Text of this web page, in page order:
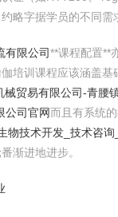
略字据学员的不同需
有限公司**课程配置**
培训课程应该涵盖基
械贸易有限公司-青腰
公司官网而且有系统
物技术开发_技术咨
渐进地进步。